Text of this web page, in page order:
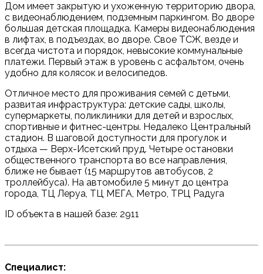
Дом имеет закрытую и ухоженную территорию двора,
с видеонаблюдением, подземным паркингом. Во дворе
большая детская площадка. Камеры видеонаблюдения
в лифтах, в подъездах, во дворе. Свое ТСЖ, везде и
всегда чистота и порядок, невысокие коммунальные
платежи. Первый этаж в уровень с асфальтом, очень
удобно для колясок и велосипедов.
Отличное место для проживания семей с детьми,
развитая инфраструктура: детские сады, школы,
супермаркеты, поликлиники для детей и взрослых,
спортивные и фитнес-центры. Недалеко Центральный
стадион. В шаговой доступности для прогулок и
отдыха — Верх-Исетский пруд. Четыре остановки
общественного транспорта во все направления,
ближе не бывает (15 маршрутов автобусов, 2
троллейбуса). На автомобиле 5 минут до центра
города, ТЦ Леруа, ТЦ МЕГА, Метро, ТРЦ Радуга
ID объекта в нашей базе: 2911
Специалист: